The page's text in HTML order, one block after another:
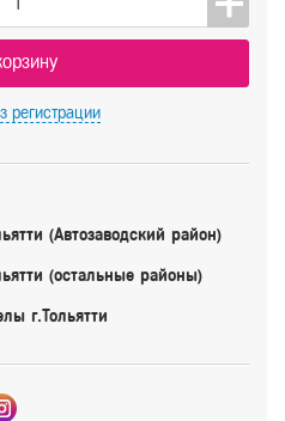
регистрации
(Автозаводский район)
(остальные районы)
г.Тольятти